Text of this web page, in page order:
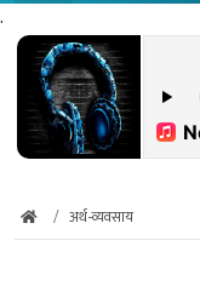
.
अर्थ-व्यवसाय